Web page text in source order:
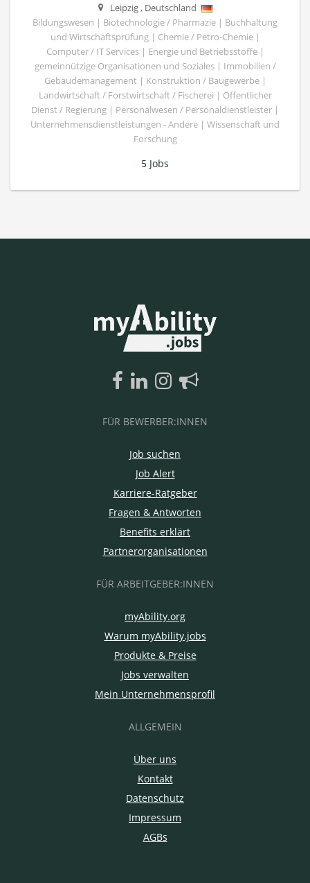
Leipzig, Deutschland
Bildungswesen | Biotechnologie / Pharmazie | Buchhaltung
und Wirtschaftsprüfung | Chemie / Petro-Chemie |
Computer / IT Services | Energie und Betriebsstoffe |
gemeinnützige Organisationen und Soziales | Immobilien /
Gebäudemanagement | Konstruktion / Baugewerbe |
Landwirtschaft / Forstwirtschaft / Fischerei | Öffentlicher
Dienst / Regierung | Personalwesen / Personaldienstleister |
Unternehmensdienstleistungen - Andere | Wissenschaft und
Forschung
5 Jobs
FÜR BEWERBER:INNEN
Job suchen
Job Alert
Karriere-Ratgeber
Fragen & Antworten
Benefits erklärt
Partnerorganisationen
FÜR ARBEITGEBER:INNEN
myAbility.org
Warum myAbility.jobs
Produkte & Preise
Jobs verwalten
Mein Unternehmensprofil
ALLGEMEIN
Über uns
Kontakt
Datenschutz
Impressum
AGBs